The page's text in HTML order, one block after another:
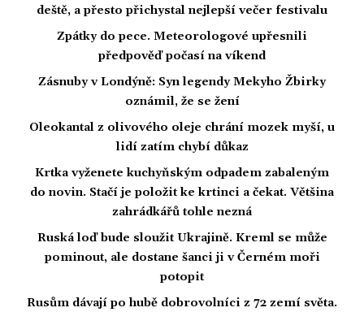
deště, a přesto přichystal nejlepší večer festivalu
Zpátky do pece. Meteorologové upřesnili
předpověď počasí na víkend
Zásnuby v Londýně: Syn legendy Mekyho Žbirky
oznámil, že se žení
Oleokantal z olivového oleje chrání mozek myší, u
lidí zatím chybí důkaz
Krtka vyženete kuchyňským odpadem zabaleným
do novin. Stačí je položit ke krtinci a čekat. Většina
zahrádkářů tohle nezná
Ruská loď bude sloužit Ukrajině. Kreml se může
pominout, ale dostane šanci ji v Černém moři
potopit
Rusům dávají po hubě dobrovolníci z 72 zemí světa.